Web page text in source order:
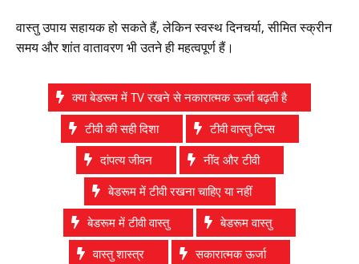
वास्तु उपाय सहायक हो सकते हैं, लेकिन स्वस्थ दिनचर्या, सीमित स्क्रीन
समय और शांत वातावरण भी उतने ही महत्वपूर्ण हैं।
क्या बेडरूम में TV रखने से नकारात्मक ऊर्जा बढ़ती है
टीवी की सही दिशा
टीवी वास्तु टिप्स
दांपत्य जीवन
नींद और टीवी
बेडरूम में टीवी रखना चाहिए या नहीं
बेडरूम में टीवी वास्तु
बेडरूम वास्तु
वास्तु शास्त्र
सकारात्मक ऊर्जा